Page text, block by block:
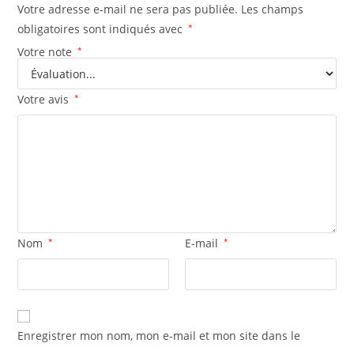
Votre adresse e-mail ne sera pas publiée. Les champs
obligatoires sont indiqués avec
*
Votre note *
Votre avis *
Nom * E-mail *
Enregistrer mon nom, mon e-mail et mon site dans le